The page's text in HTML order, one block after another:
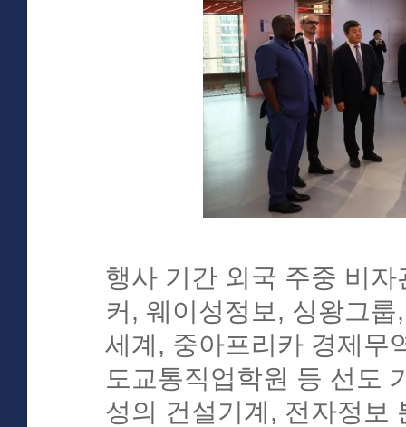
행사 기간 외국 주중 비
커, 웨이성정보, 싱왕그
세계, 중아프리카 경제무
도교통직업학원 등 선도
성의 건설기계, 전자정보